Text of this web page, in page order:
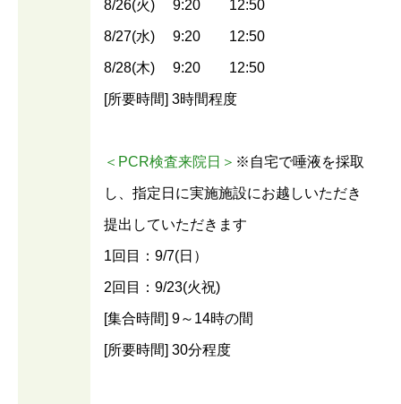
8/26(⽕) 9:20 12:50
8/27(⽔) 9:20 12:50
8/28(⽊) 9:20 12:50
[所要時間] 3時間程度
＜PCR検査来院日＞ ※⾃宅で唾液を採取
し、指定⽇に実施施設にお越しいただき
提出していただきます
1回目：9/7(⽇）
2回目：9/23(⽕祝)
[集合時間] 9～14時の間
[所要時間] 30分程度